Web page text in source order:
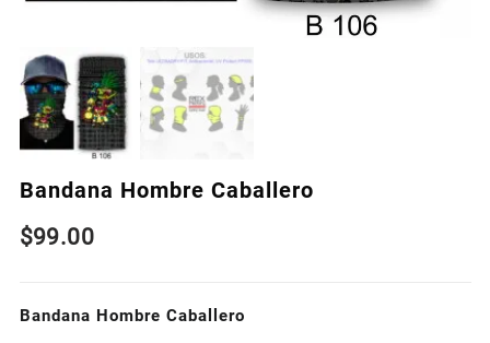
Bandana Hombre Caballero
$99.00
Bandana Hombre Caballero